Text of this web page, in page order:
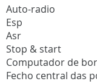
Auto-radio
Esp
Asr
Stop & start
Computador de
Fecho central das